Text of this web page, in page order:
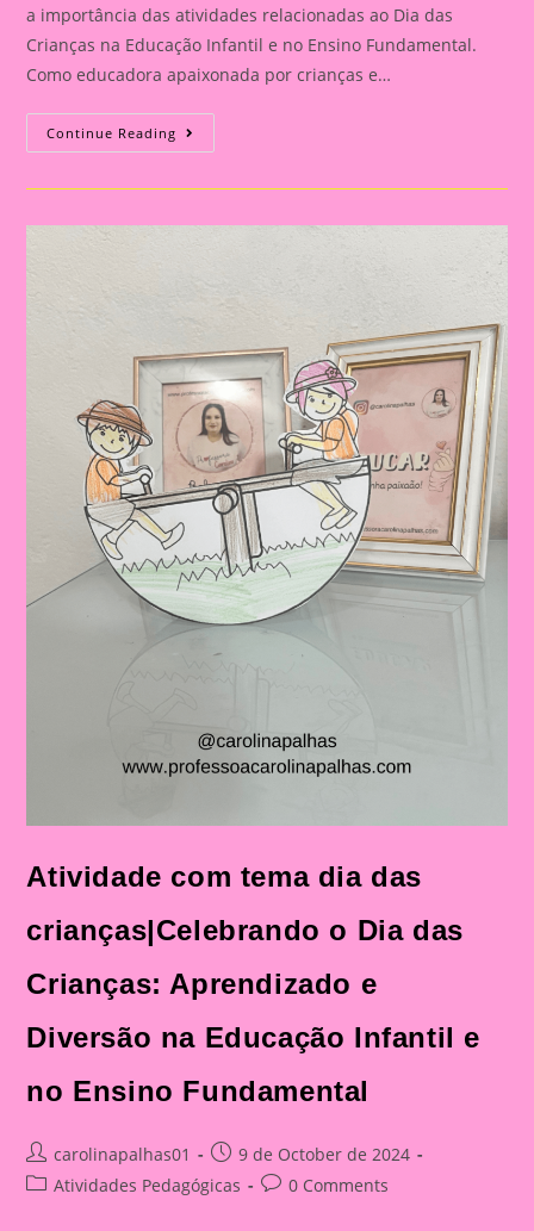
a importância das atividades relacionadas ao Dia das
Crianças na Educação Infantil e no Ensino Fundamental.
Como educadora apaixonada por crianças e…
Continue Reading Atividade
Com
Dia
O
Aprendizado
Na
Educação
Infantil
E
No
Ensino
Fundamental
Atividade com tema dia das
crianças|Celebrando o Dia das
Crianças: Aprendizado e
Diversão na Educação Infantil e
no Ensino Fundamental
Post
author:
carolinapalhas01
Post
published:
9 de October de 2024
PostAtividades Pedagógicas
Post0 Comments